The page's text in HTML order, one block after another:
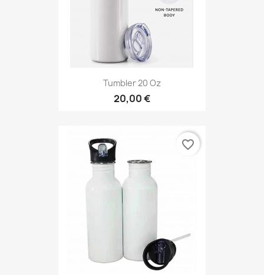
Tumbler 20 Oz
20,00 €
favorite_border